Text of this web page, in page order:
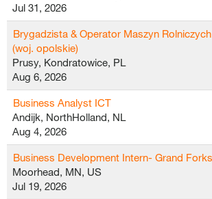
Jul 31, 2026
Brygadzista & Operator Maszyn
(woj. opolskie)
Prusy, Kondratowice, PL
Aug 6, 2026
Business Analyst ICT
Andijk, NorthHolland, NL
Aug 4, 2026
Business Development Intern- Grand
Moorhead, MN, US
Jul 19, 2026